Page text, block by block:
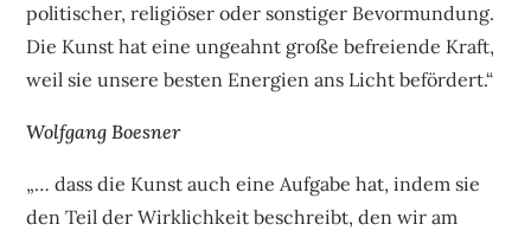
politischer, religiöser oder sonstiger Bevormundung.
Die Kunst hat eine ungeahnt große befreiende Kraft,
weil sie unsere besten Energien ans Licht befördert.“
Wolfgang Boesner
„… dass die Kunst auch eine Aufgabe hat, indem sie
den Teil der Wirklichkeit beschreibt, den wir am